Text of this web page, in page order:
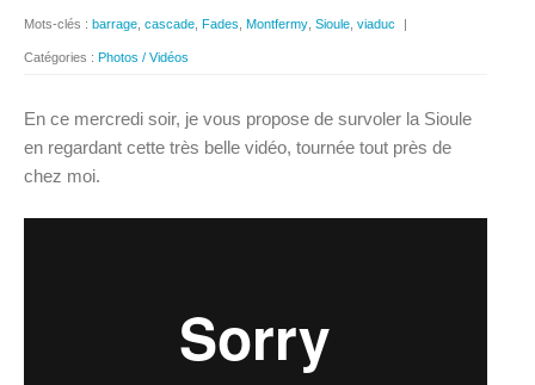
Mots-clés : barrage cascade Fades Montfermy Sioule viaduc |
Catégories : Photos / Vidéos
En ce mercredi soir, je vous propose de survoler la Sioule
en regardant cette très belle vidéo, tournée tout près de
chez moi.